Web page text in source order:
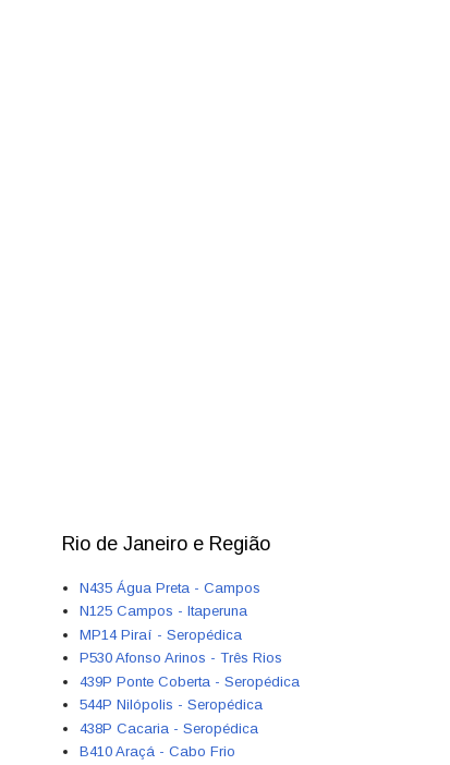
Rio de Janeiro e Região
N435 Água Preta - Campos
N125 Campos - Itaperuna
MP14 Piraí - Seropédica
P530 Afonso Arinos - Três Rios
439P Ponte Coberta - Seropédica
544P Nilópolis - Seropédica
438P Cacaria - Seropédica
B410 Araçá - Cabo Frio